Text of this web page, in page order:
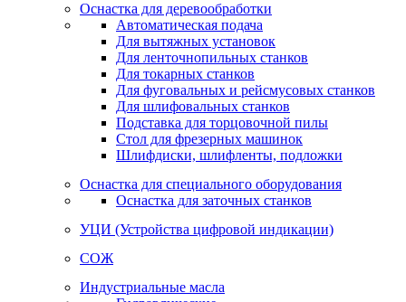
Оснастка для деревообработки
Автоматическая подача
Для вытяжных установок
Для ленточнопильных станков
Для токарных станков
Для фуговальных и рейсмусовых станков
Для шлифовальных станков
Подставка для торцовочной пилы
Стол для фрезерных машинок
Шлифдиски, шлифленты, подложки
Оснастка для специального оборудования
Оснастка для заточных станков
УЦИ (Устройства цифровой индикации)
СОЖ
Индустриальные масла